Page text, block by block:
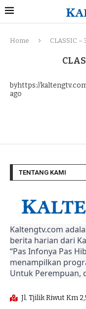
Home CLASSIC –
byhttps://
ago
TENTANG KAMI
Kaltengtv.com
berita harian dari
“Pas Infonya Pas
menampilkan
Untuk Perempuan,
Jl. Tjilik Riwut Km